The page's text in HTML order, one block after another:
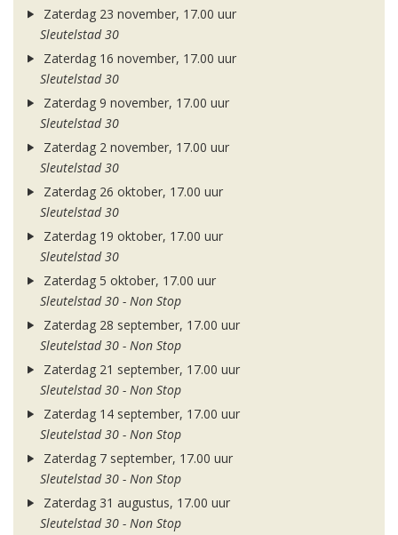
Zaterdag 23 november, 17.00 uur
Sleutelstad 30
Zaterdag 16 november, 17.00 uur
Sleutelstad 30
Zaterdag 9 november, 17.00 uur
Sleutelstad 30
Zaterdag 2 november, 17.00 uur
Sleutelstad 30
Zaterdag 26 oktober, 17.00 uur
Sleutelstad 30
Zaterdag 19 oktober, 17.00 uur
Sleutelstad 30
Zaterdag 5 oktober, 17.00 uur
Sleutelstad 30 - Non Stop
Zaterdag 28 september, 17.00 uur
Sleutelstad 30 - Non Stop
Zaterdag 21 september, 17.00 uur
Sleutelstad 30 - Non Stop
Zaterdag 14 september, 17.00 uur
Sleutelstad 30 - Non Stop
Zaterdag 7 september, 17.00 uur
Sleutelstad 30 - Non Stop
Zaterdag 31 augustus, 17.00 uur
Sleutelstad 30 - Non Stop